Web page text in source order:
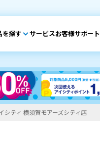
を探す サービスお客様サポート
シティ 横須賀モアーズシティ店